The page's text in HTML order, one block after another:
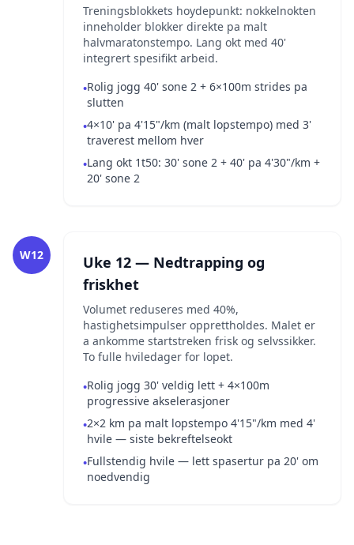
Treningsblokkets hoydepunkt: nokkelnokten
inneholder blokker direkte pa malt
halvmaratonstempo. Lang okt med 40'
integrert spesifikt arbeid.
•Rolig jogg 40' sone 2 + 6×100m strides pa
slutten
•4×10' pa 4'15"/km (malt lopstempo) med 3'
traverest mellom hver
•Lang okt 1t50: 30' sone 2 + 40' pa 4'30"/km +
20' sone 2
W12
Uke 12 — Nedtrapping og
friskhet
Volumet reduseres med 40%,
hastighetsimpulser opprettholdes. Malet er
a ankomme startstreken frisk og selvssikker.
To fulle hviledager for lopet.
•Rolig jogg 30' veldig lett + 4×100m
progressive akselerasjoner
•2×2 km pa malt lopstempo 4'15"/km med 4'
hvile — siste bekreftelseokt
•Fullstendig hvile — lett spasertur pa 20' om
noedvendig